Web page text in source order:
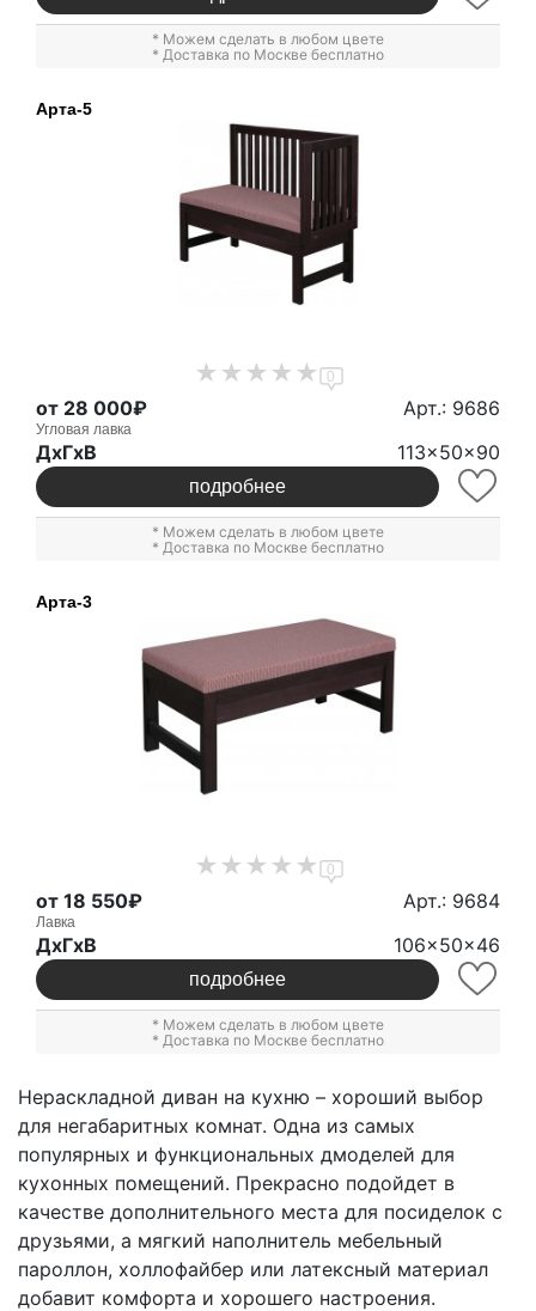
* Можем сделать в любом цвете
* Доставка по Москве бесплатно
Арта-5
0
от 28 000₽ Арт.: 9686
Угловая лавка
ДxГxВ 113x50x90
подробнее
* Можем сделать в любом цвете
* Доставка по Москве бесплатно
Арта-3
0
от 18 550₽ Арт.: 9684
Лавка
ДxГxВ 106x50x46
подробнее
* Можем сделать в любом цвете
* Доставка по Москве бесплатно
Нераскладной диван на кухню – хороший выбор
для негабаритных комнат. Одна из самых
популярных и функциональных дмоделей для
кухонных помещений. Прекрасно подойдет в
качестве дополнительного места для посиделок с
друзьями, а мягкий наполнитель мебельный
пароллон, холлофайбер или латексный материал
добавит комфорта и хорошего настроения.